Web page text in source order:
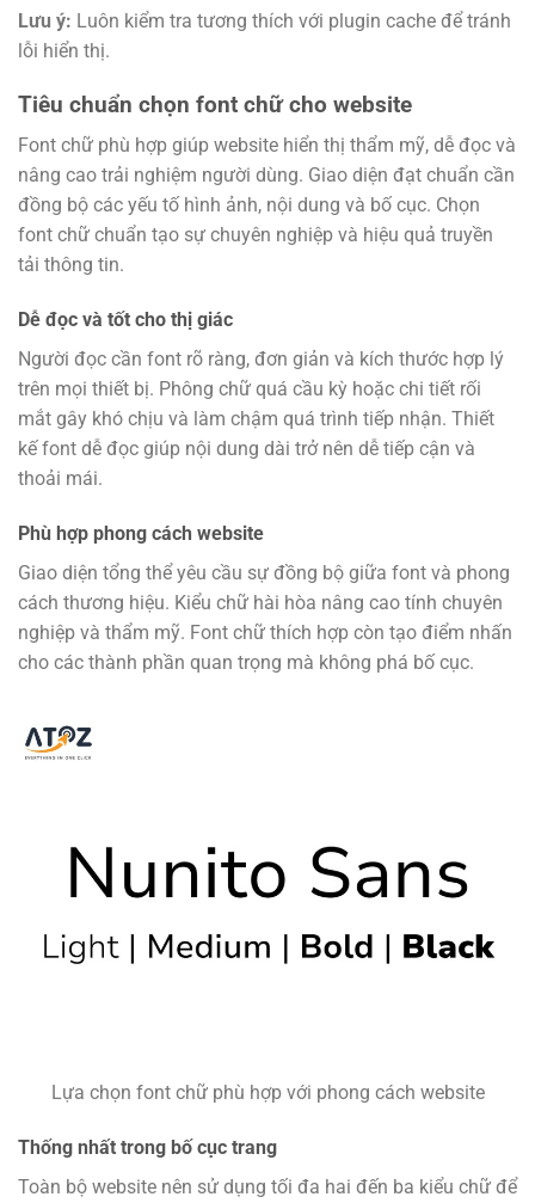
Lưu ý: Luôn kiểm tra tương thích với plugin cache để tránh
lỗi hiển thị.
Tiêu chuẩn chọn font chữ cho website
Font chữ phù hợp giúp website hiển thị thẩm mỹ, dễ đọc và
nâng cao trải nghiệm người dùng. Giao diện đạt chuẩn cần
đồng bộ các yếu tố hình ảnh, nội dung và bố cục. Chọn
font chữ chuẩn tạo sự chuyên nghiệp và hiệu quả truyền
tải thông tin.
Dễ đọc và tốt cho thị giác
Người đọc cần font rõ ràng, đơn giản và kích thước hợp lý
trên mọi thiết bị. Phông chữ quá cầu kỳ hoặc chi tiết rối
mắt gây khó chịu và làm chậm quá trình tiếp nhận. Thiết
kế font dễ đọc giúp nội dung dài trở nên dễ tiếp cận và
thoải mái.
Phù hợp phong cách website
Giao diện tổng thể yêu cầu sự đồng bộ giữa font và phong
cách thương hiệu. Kiểu chữ hài hòa nâng cao tính chuyên
nghiệp và thẩm mỹ. Font chữ thích hợp còn tạo điểm nhấn
cho các thành phần quan trọng mà không phá bố cục.
Lựa chọn font chữ phù hợp với phong cách website
Thống nhất trong bố cục trang
Toàn bộ website nên sử dụng tối đa hai đến ba kiểu chữ để